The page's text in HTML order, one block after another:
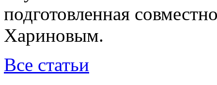
подготовленная
Хариновым.
Все статьи